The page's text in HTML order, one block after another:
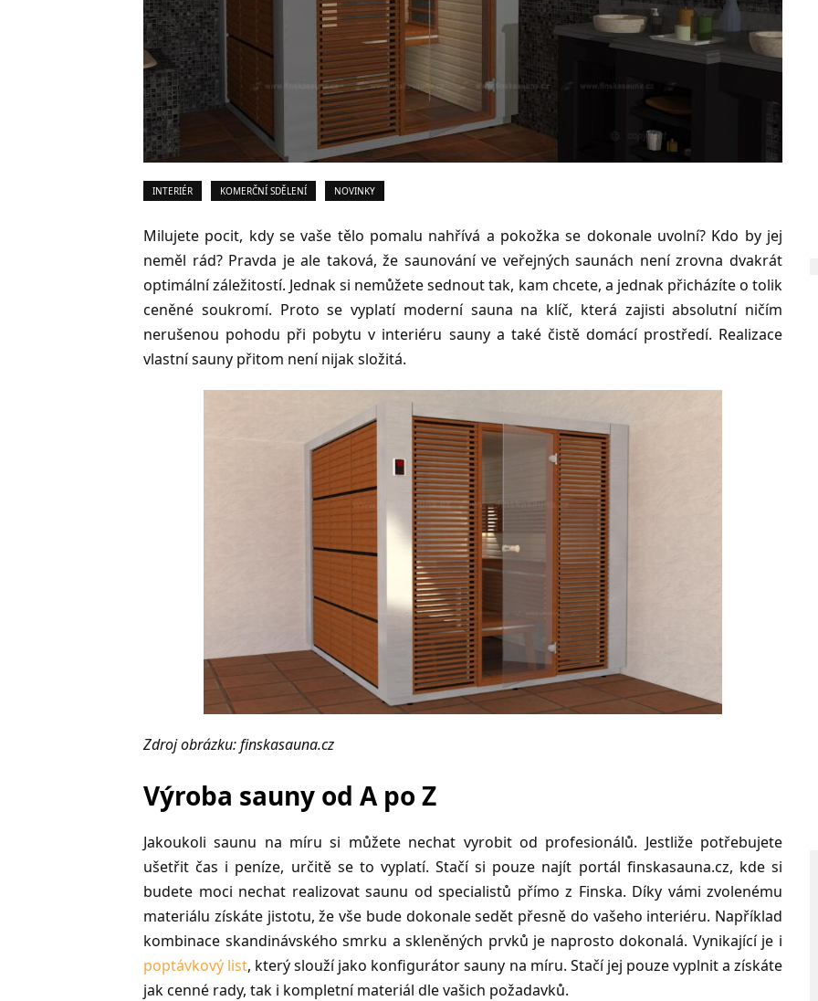
INTERIÉR KOMERČNÍ SDĚLENÍ NOVINKY
Milujete pocit, kdy se vaše tělo pomalu nahřívá a pokožka se dokonale uvolní? Kdo by jej
neměl rád? Pravda je ale taková, že saunování ve veřejných saunách není zrovna dvakrát
optimální záležitostí. Jednak si nemůžete sednout tak, kam chcete, a jednak přicházíte o tolik
ceněné soukromí. Proto se vyplatí moderní sauna na klíč, která zajisti absolutní ničím
nerušenou pohodu při pobytu v interiéru sauny a také čistě domácí prostředí. Realizace
vlastní sauny přitom není nijak složitá.
Zdroj obrázku:finskasauna.cz
Výroba sauny od A po Z
Jakoukoli saunu na míru si můžete nechat vyrobit od profesionálů. Jestliže potřebujete
ušetřit čas i peníze, určitě se to vyplatí. Stačí si pouze najít portál finskasauna.cz, kde si
budete moci nechat realizovat saunu od specialistů přímo z Finska. Díky vámi zvolenému
materiálu získáte jistotu, že vše bude dokonale sedět přesně do vašeho interiéru. Například
kombinace skandinávského smrku a skleněných prvků je naprosto dokonalá. Vynikající je i
poptávkový list, který slouží jako konfigurátor sauny na míru. Stačí jej pouze vyplnit a získáte
jak cenné rady, tak i kompletní materiál dle vašich požadavků.